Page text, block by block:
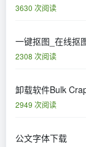
3630 次阅读
一键抠图_在线抠
2308 次阅读
卸载软件Bulk
2949 次阅读
公文字体下载